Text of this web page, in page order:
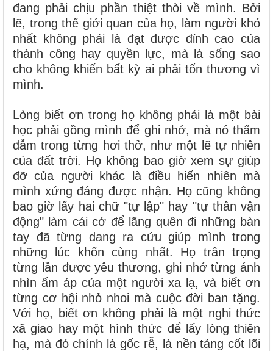
đang phải chịu phần thiệt thòi về mình. Bởi
lẽ, trong thế giới quan của họ, làm người khó
nhất không phải là đạt được đỉnh cao của
thành công hay quyền lực, mà là sống sao
cho không khiến bất kỳ ai phải tổn thương vì
mình.
Lòng biết ơn trong họ không phải là một bài
học phải gồng mình để ghi nhớ, mà nó thấm
đẫm trong từng hơi thở, như một lẽ tự nhiên
của đất trời. Họ không bao giờ xem sự giúp
đỡ của người khác là điều hiển nhiên mà
mình xứng đáng được nhận. Họ cũng không
bao giờ lấy hai chữ "tự lập" hay "tự thân vận
động" làm cái cớ để lãng quên đi những bàn
tay đã từng dang ra cứu giúp mình trong
những lúc khốn cùng nhất. Họ trân trọng
từng lần được yêu thương, ghi nhớ từng ánh
nhìn ấm áp của một người xa lạ, và biết ơn
từng cơ hội nhỏ nhoi mà cuộc đời ban tặng.
Với họ, biết ơn không phải là một nghi thức
xã giao hay một hình thức để lấy lòng thiên
hạ, mà đó chính là gốc rễ, là nền tảng cốt lõi